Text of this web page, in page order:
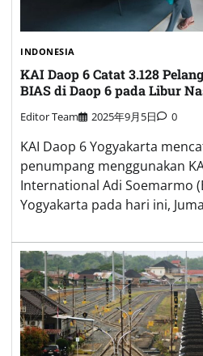
INDONESIA
KAI Daop 6 Catat 3.128
BIAS di Daop 6 pada Libur
Editor Team 2025年9月5日 0
KAI Daop 6 Yogyakarta
penumpang menggunakan
International Adi Soemarmo
Yogyakarta pada hari ini,